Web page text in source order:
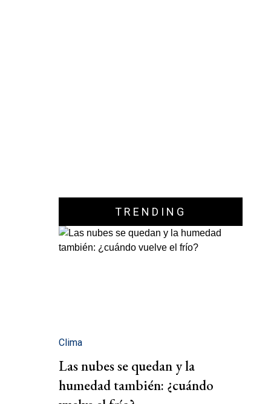
TRENDING
Clima
Las nubes se quedan y la
humedad también: ¿cuándo